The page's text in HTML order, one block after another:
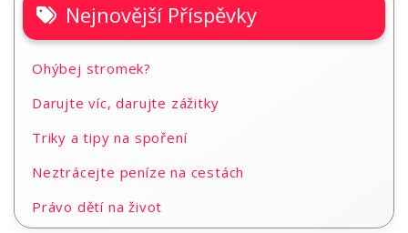
Nejnovější Příspěvky
Ohýbej stromek?
Darujte víc, darujte zážitky
Triky a tipy na spoření
Neztrácejte peníze na cestách
Právo dětí na život